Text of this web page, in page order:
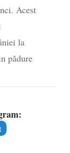
Acest
la
pădure